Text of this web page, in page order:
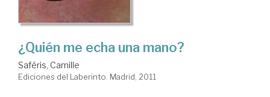
¿Quién me echa una mano?
Saféris, Camille
Ediciones del Laberinto. Madrid, 2011